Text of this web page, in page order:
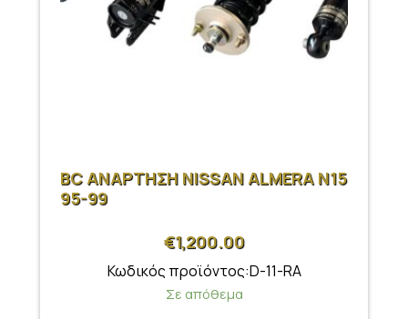
BC ΑΝΑΡΤΗΣΗ NISSAN ALMERA N15
95-99
€1,200.00
Κωδικός προϊόντος:D-11-RA
Σε απόθεμα